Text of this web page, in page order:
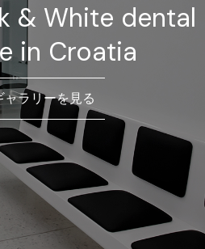
& White dental
in Croatia
ャラリーを見る